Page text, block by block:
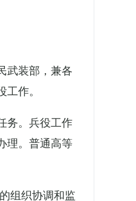
武装部，兼各
作。
务。兵役工作
理。普通高等
组织协调和监